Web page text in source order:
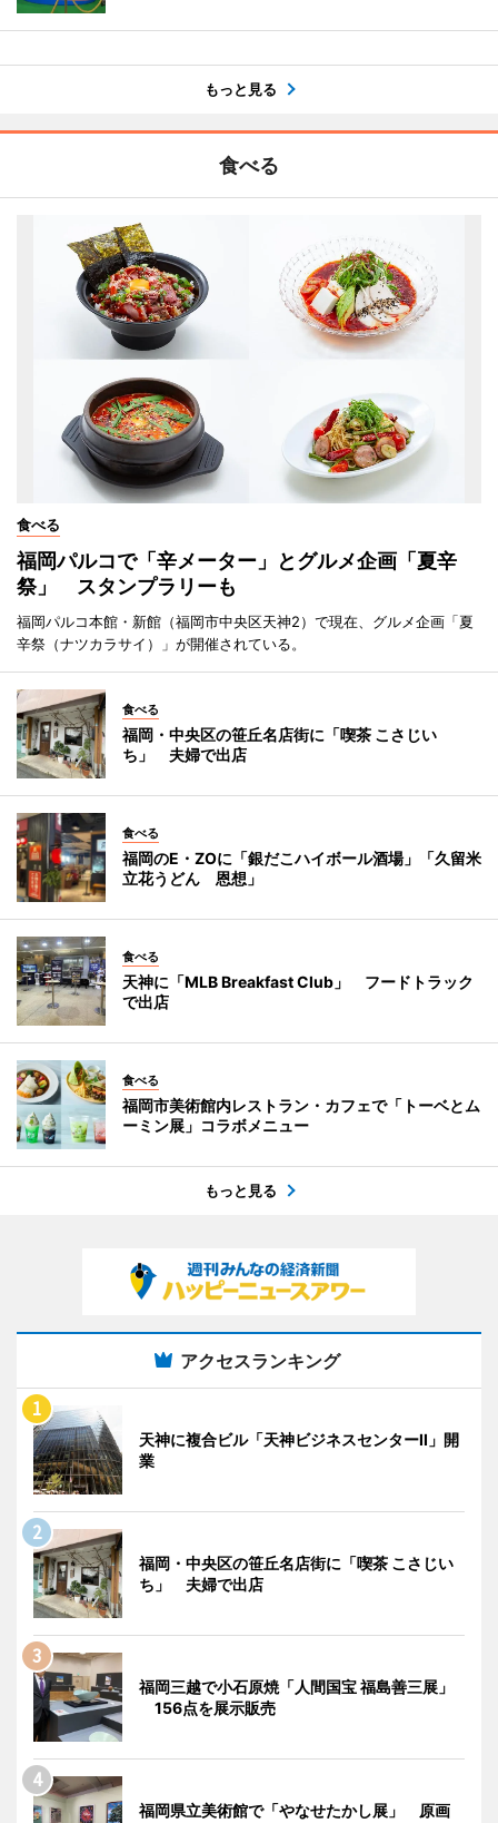
もっと見る
食べる
食べる
福岡パルコで「辛メーター」とグルメ企画「夏辛
祭」 スタンプラリーも
福岡パルコ本館・新館（福岡市中央区天神2）で現在、グルメ企画「夏
辛祭（ナツカラサイ）」が開催されている。
食べる
福岡・中央区の笹丘名店街に「喫茶 こさじい
ち」 夫婦で出店
食べる
福岡のE・ZOに「銀だこハイボール酒場」「久留米
立花うどん 恩想」
食べる
天神に「MLB Breakfast Club」 フードトラック
で出店
食べる
福岡市美術館内レストラン・カフェで「トーベとム
ーミン展」コラボメニュー
もっと見る
アクセスランキング
天神に複合ビル「天神ビジネスセンターII」開
業
福岡・中央区の笹丘名店街に「喫茶 こさじい
ち」 夫婦で出店
福岡三越で小石原焼「人間国宝 福島善三展」
156点を展示販売
福岡県立美術館で「やなせたかし展」 原画